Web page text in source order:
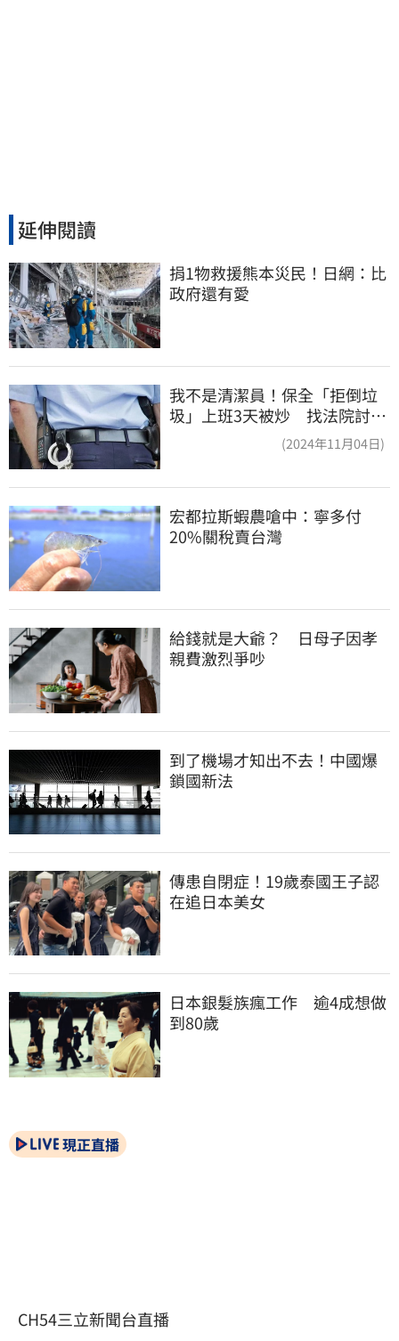
延伸閱讀
捐1物救援熊本災民！日網：比
政府還有愛
我不是清潔員！保全「拒倒垃
圾」上班3天被炒 找法院討公
(2024年11月04日)
宏都拉斯蝦農嗆中：寧多付
20%關稅賣台灣
給錢就是大爺？　日母子因孝
親費激烈爭吵
到了機場才知出不去！中國爆
鎖國新法
傳患自閉症！19歲泰國王子認
在追日本美女
日本銀髮族瘋工作　逾4成想做
到80歲
現正直播
CH54三立新聞台直播